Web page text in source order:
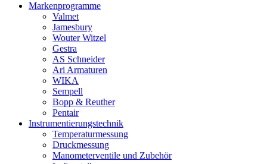
Markenprogramme
Valmet
Jamesbury
Wouter Witzel
Gestra
AS Schneider
Ari Armaturen
WIKA
Sempell
Bopp & Reuther
Pentair
Instrumentierungs­technik
Temperaturmessung
Druckmessung
Manometerventile und Zubehör